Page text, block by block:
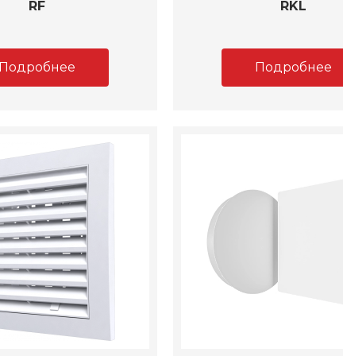
RF
Подробнее
RKL
Подробнее